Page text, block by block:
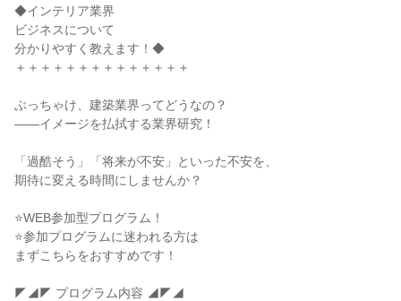
◆インテリア業界
ビジネスについて
分かりやすく教えます！◆
＋＋＋＋＋＋＋＋＋＋＋＋＋＋
ぶっちゃけ、建築業界ってどうなの？
——イメージを払拭する業界研究！
「過酷そう」「将来が不安」といった不安を、
期待に変える時間にしませんか？
⭐WEB参加型プログラム！
⭐参加プログラムに迷われる方は
まずこちらをおすすめです！
◤◢◤ プログラム内容 ◢◤◢